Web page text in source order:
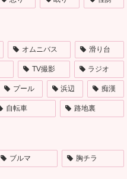
オムニバス 滑り台
TV撮影 ラジオ
プール 浜辺 痴漢
自転車 路地裏
ブルマ 胸チラ